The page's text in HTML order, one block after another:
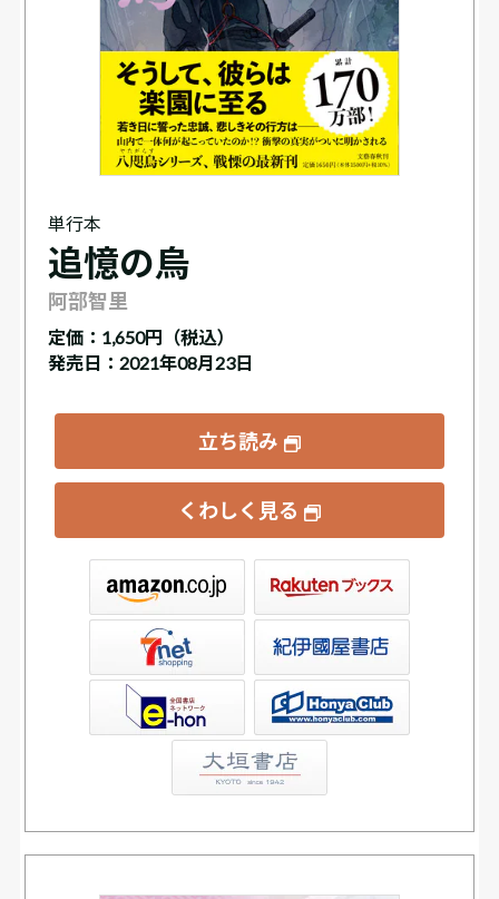
単行本
追憶の烏
阿部智里
定価： 1,650円（税込）
発売日：2021年08月23日
立ち読み
くわしく見る
書店ウェブストア